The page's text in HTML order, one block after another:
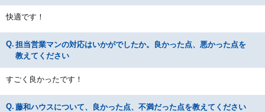
快適です！
担当営業マンの対応はいかがでしたか。良かった点、悪かった点を
教えてください
すごく良かったです！
藤和ハウスについて、良かった点、不満だった点を教えてください